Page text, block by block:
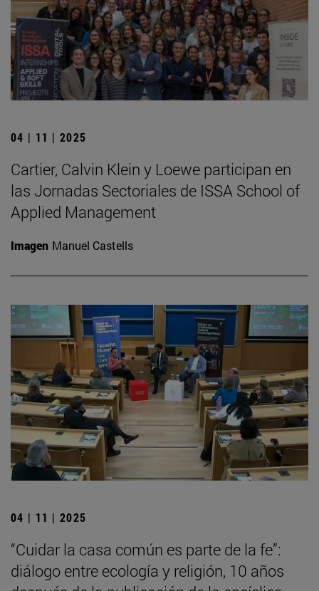
04 | 11 | 2025
Cartier, Calvin Klein y Loewe participan en
las Jornadas Sectoriales de ISSA School of
Applied Management
Imagen Manuel Castells
04 | 11 | 2025
“Cuidar la casa común es parte de la fe”:
diálogo entre ecología y religión, 10 años